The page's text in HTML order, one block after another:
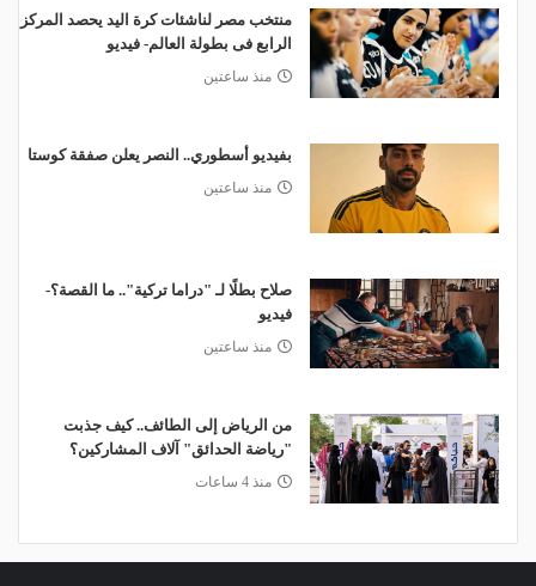
منتخب مصر لناشئات كرة اليد يحصد المركز
الرابع فى بطولة العالم- فيديو
منذ ساعتين
بفيديو أسطوري.. النصر يعلن صفقة كوستا
منذ ساعتين
صلاح بطلًا لـ "دراما تركية".. ما القصة؟-
فيديو
منذ ساعتين
من الرياض إلى الطائف.. كيف جذبت
"رياضة الحدائق" آلاف المشاركين؟
منذ 4 ساعات